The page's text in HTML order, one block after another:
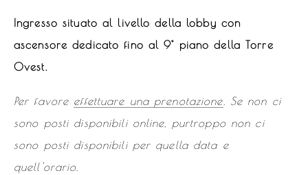
Ingresso situato al livello della lobby con
ascensore dedicato fino al 9° piano della Torre
Ovest.
Per favore effettuare una prenotazione . Se non ci
sono posti disponibili online, purtroppo non ci
sono posti disponibili per quella data e
quell'orario.